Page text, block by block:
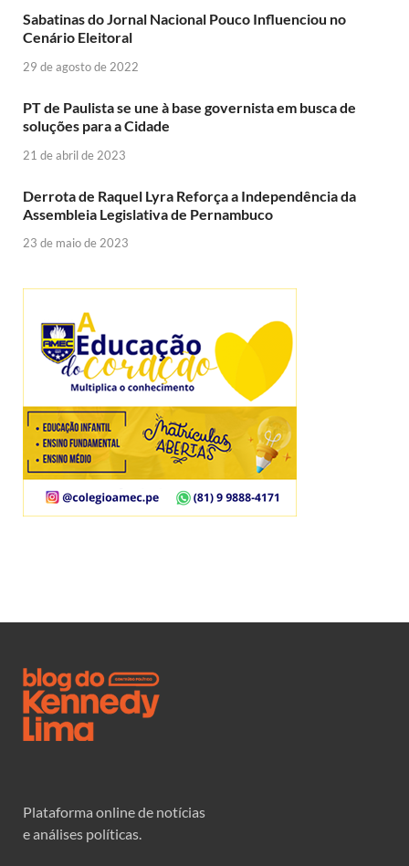
Sabatinas do Jornal Nacional Pouco Influenciou no
Cenário Eleitoral
29 de agosto de 2022
PT de Paulista se une à base governista em busca de
soluções para a Cidade
21 de abril de 2023
Derrota de Raquel Lyra Reforça a Independência da
Assembleia Legislativa de Pernambuco
23 de maio de 2023
Plataforma online de notícias
e análises políticas.